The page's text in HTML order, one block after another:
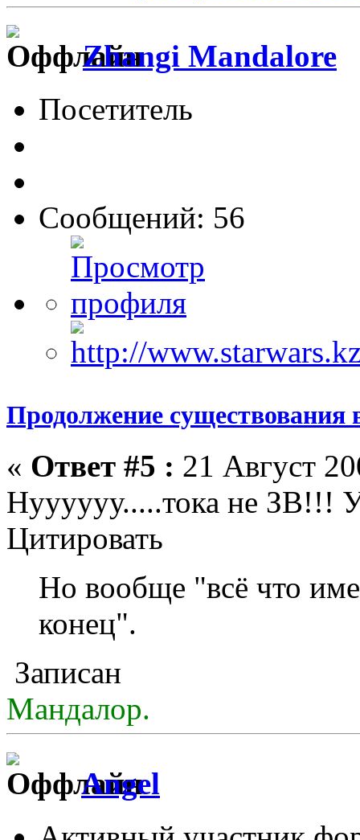
Zhangi Mandalore
Посетитель
Сообщений: 56
Продолжение существования
« Ответ #5 : 21 Август
Нуууууу.....тока не ЗВ!!!
Цитировать
Но вообще "всё что
конец".
Записан
Мандалор.
Angel